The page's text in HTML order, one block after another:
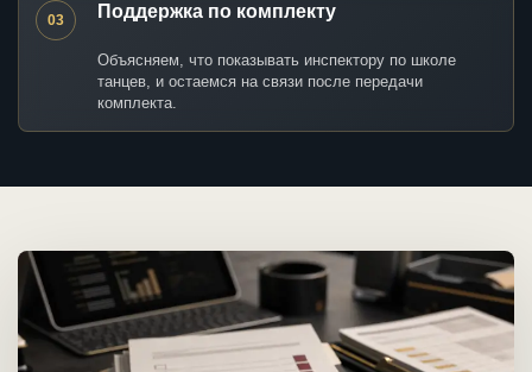
03 Поддержка по комплекту
Объясняем, что показывать инспектору по школе
танцев, и остаемся на связи после передачи
комплекта.